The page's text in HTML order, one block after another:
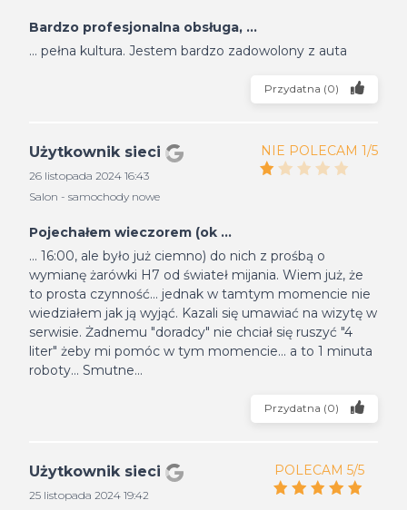
Bardzo profesjonalna obsługa, ...
... pełna kultura. Jestem bardzo zadowolony z auta
Przydatna (0)
Użytkownik sieci
26 listopada 2024 16:43
Salon - samochody nowe
NIE POLECAM 1/5
Pojechałem wieczorem (ok ...
... 16:00, ale było już ciemno) do nich z prośbą o
wymianę żarówki H7 od świateł mijania. Wiem już, że
to prosta czynność... jednak w tamtym momencie nie
wiedziałem jak ją wyjąć. Kazali się umawiać na wizytę w
serwisie. Żadnemu "doradcy" nie chciał się ruszyć "4
liter" żeby mi pomóc w tym momencie... a to 1 minuta
roboty... Smutne...
Przydatna (0)
Użytkownik sieci
25 listopada 2024 19:42
POLECAM 5/5